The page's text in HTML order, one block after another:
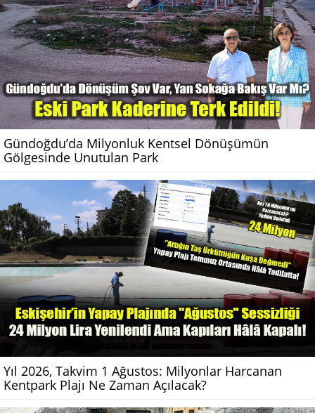
Gündoğdu’da Milyonluk Kentsel Dönüşümün
Gölgesinde Unutulan Park
Yıl 2026, Takvim 1 Ağustos: Milyonlar Harcanan
Kentpark Plajı Ne Zaman Açılacak?